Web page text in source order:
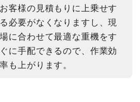
お客様の見積もりに上乗せす
る必要がなくなりますし、現
場に合わせて最適な重機をす
ぐに手配できるので、作業効
率も上がります。